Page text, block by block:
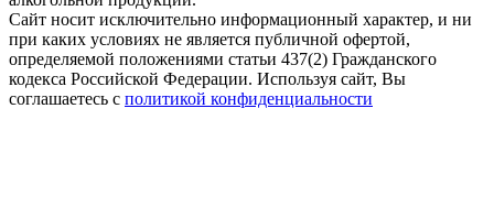
Сайт носит исключительно информационный характер, и ни
при каких условиях не является публичной офертой,
определяемой положениями статьи 437(2) Гражданского
кодекса Российской Федерации. Используя сайт, Вы
соглашаетесь с политикой конфиденциальности